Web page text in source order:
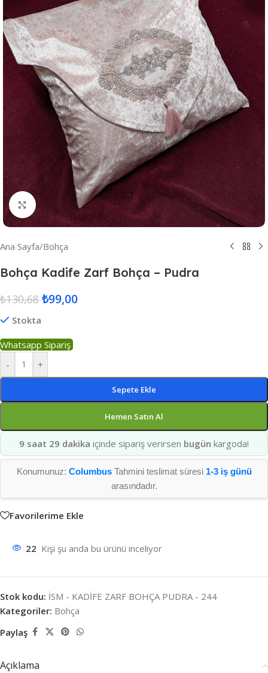
Resmi Büyüt
Ana Sayfa/Bohça
Bohça Kadife Zarf Bohça – Pudra
₺130,68 ₺99,00
Stokta
Whatsapp Sipariş
-
+
Sepete Ekle
Hemen Satın Al
9 saat 29 dakika içinde sipariş verirsen bugün kargoda!
Konumunuz: ColumbusTahmini teslimat süresi 1-3 iş günü
arasındadır.
Favorilerime Ekle
22 Kişi şu anda bu ürünü inceliyor
Stok kodu: İSM - KADİFE ZARF BOHÇA PUDRA - 244
Kategoriler: Bohça
Paylaş
Açıklama